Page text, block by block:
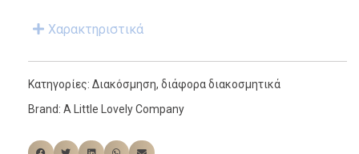
Χαρακτηριστικά
Κατηγορίες: Διακόσμηση, διάφορα διακοσμητικά
Brand: A Little Lovely Company